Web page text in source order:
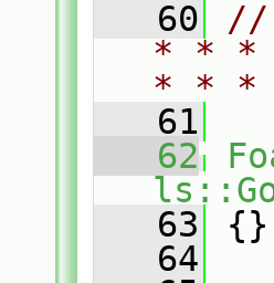
   60
//
* * *
* *
   61
   62
   63
{}
   64